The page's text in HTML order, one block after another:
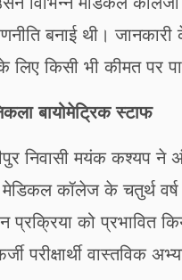
बनाई थी।
किसी भी कीमत पर
बायोमेट्रिक स्टाफ
निवासी मयंक कश्यप ने
कॉलेज के चतुर्थ
प्रक्रिया को प्रभावित
वास्तविक